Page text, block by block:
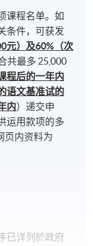
课程名单。如
条件，可获发
元）及60%（次
共最多 25,000
程后的一年内
语文基准试的
内）递交申
运用款项的多
页内资料为
已详列於政府